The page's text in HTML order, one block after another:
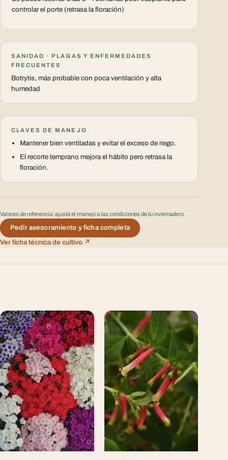
controlar el porte (retrasa la floración)
SANIDAD · PLAGAS Y ENFERMEDADES
FRECUENTES
Botrytis, más probable con poca ventilación y alta
humedad
CLAVES DE MANEJO
Mantener bien ventiladas y evitar el exceso de riego.
El recorte temprano mejora el hábito pero retrasa la
floración.
Valores de referencia: ajustá el manejo a las condiciones de tu invernadero.
Pedir asesoramiento y ficha completa
Ver ficha técnica de cultivo ↗